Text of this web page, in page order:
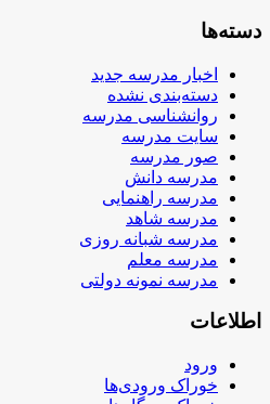
دسته‌ها
اخبار مدرسه جدید
دسته‌بندی نشده
روانشناسی مدرسه
سایت مدرسه
صور مدرسه
مدرسه دانش
مدرسه راهنمایی
مدرسه شاهد
مدرسه شبانه روزی
مدرسه معلم
مدرسه نمونه دولتی
اطلاعات
ورود
خوراک ورودی‌ها